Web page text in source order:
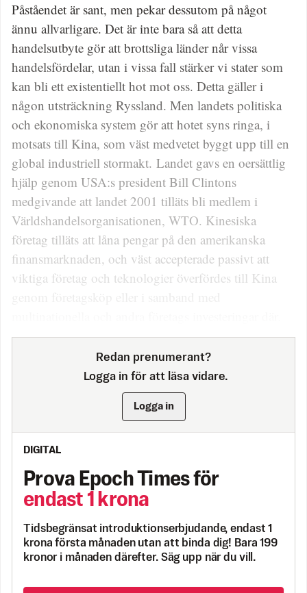
Påståendet är sant, men pekar dessutom på något
ännu allvarligare. Det är inte bara så att detta
handelsutbyte gör att brottsliga länder når vissa
handelsfördelar, utan i vissa fall stärker vi stater som
kan bli ett existentiellt hot mot oss. Detta gäller i
någon utsträckning Ryssland. Men landets politiska
och ekonomiska system gör att hotet syns ringa, i
motsats till Kina, som väst medvetet byggt upp till en
global industriell stormakt. Landet gavs en oersättlig
hjälp genom USA:s president Bill Clintons
medgivande att landet 2001 tilläts bli medlem i
Världshandelsorganisationen, WTO. Kinesiska
företag tilläts att låna pengar på den amerikanska
finansmarknaden, och väst accepterade passivt att
viktiga företag och teknologier överfördes till Kina
Redan prenumerant?
Logga in för att läsa vidare.
Logga in
DIGITAL
Prova Epoch Times för
endast 1 krona
Tidsbegränsat introduktionserbjudande, endast 1
krona första månaden utan att binda dig! Bara 199
kronor i månaden därefter. Säg upp när du vill.